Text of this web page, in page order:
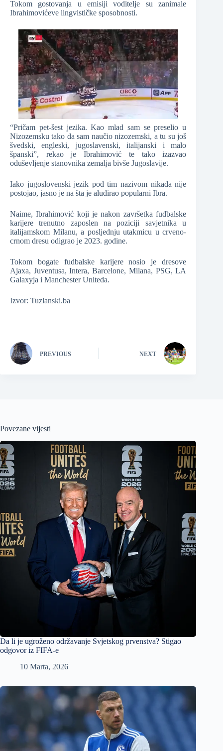
Tokom gostovanja u emisiji voditelje su zanimale
Ibrahimovićeve lingvističke sposobnosti.
“Pričam pet-šest jezika. Kao mlad sam se preselio u
Nizozemsku tako da sam naučio nizozemski, a tu su još
švedski, engleski, jugoslavenski, italijanski i malo
španski”, rekao je Ibrahimović te tako izazvao
oduševljenje stanovnika zemalja bivše Jugoslavije.
Iako jugoslovenski jezik pod tim nazivom nikada nije
postojao, jasno je na šta je aludirao popularni Ibra.
Naime, Ibrahimović koji je nakon završetka fudbalske
karijere trenutno zaposlen na poziciji savjetnika u
italijamskom Milanu, a posljednju utakmicu u crveno-
crnom dresu odigrao je 2023. godine.
Tokom bogate fudbalske karijere nosio je dresove
Ajaxa, Juventusa, Intera, Barcelone, Milana, PSG, LA
Galaxyja i Manchester Uniteda.
Izvor: Tuzlanski.ba
PREVIOUS NEXT
Povezane vijesti
Da li je ugroženo održavanje Svjetskog prvenstva? Stigao
odgovor iz FIFA-e
10 Marta, 2026